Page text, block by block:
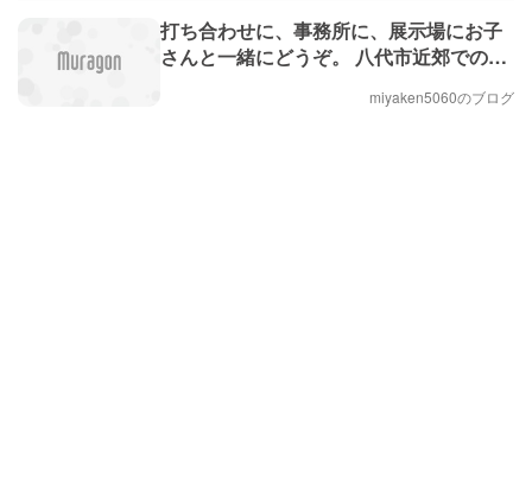
打ち合わせに、事務所に、展示場にお子
さんと一緒にどうぞ。 八代市近郊での住
miyaken5060のブログ